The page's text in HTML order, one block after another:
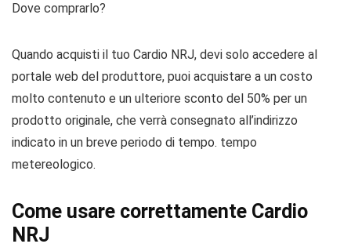
Dove comprarlo?
Quando acquisti il ​​tuo Cardio NRJ, devi solo accedere al
portale web del produttore, puoi acquistare a un costo
molto contenuto e un ulteriore sconto del 50% per un
prodotto originale, che verrà consegnato all’indirizzo
indicato in un breve periodo di tempo. tempo
metereologico.
Come usare correttamente Cardio
NRJ